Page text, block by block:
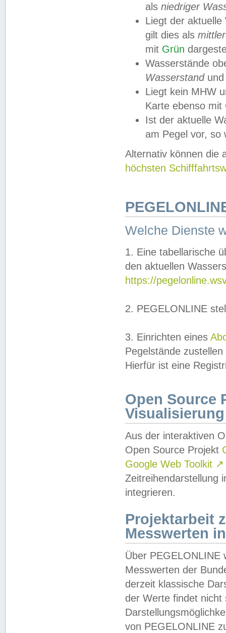
als niedriger
Liegt der
gilt dies als
mit Grün
Wasserstände
Wasserstandund
Liegt kein MHW
Karte ebenso mit
Ist der aktuelle
am Pegel vor,
Alternativ können die
höchsten
Welche Dienste
1. Eine tabellarische
den aktuellen
https://
2. PEGELONLINE
3. Einrichten eines
Pegelstände
Hierfür ist eine
Open Source
Visualisierung
Aus der interaktiven
Open Source Projekt
Google Web Toolkit ↗
Zeitreihendarstellung
integrieren.
Projektarbeit
Messwerten
Über PEGELONLINE
Messwerten der
derzeit klassische
der Werte findet
von PEGELONLINE